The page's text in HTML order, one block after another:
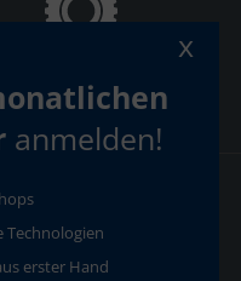
Datenschutz
Compliance
anmelden!
Technologien
erster Hand
x